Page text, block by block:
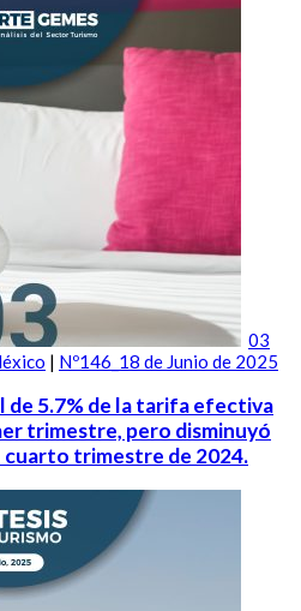
03
| Nº146_18 de Junio de 2025
de 5.7% de la tarifa efectiva
trimestre, pero disminuyó
trimestre de 2024.